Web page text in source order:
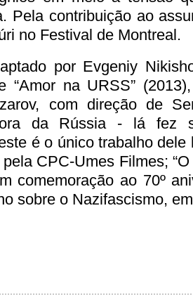
Pela contribuição ao
no Festival de Montreal.
por Evgeniy
“Amor na URSS”
com direção de
da Rússia - lá fez
é o único trabalho
CPC-Umes Filmes;
comemoração ao 70º
sobre o Nazifascismo,